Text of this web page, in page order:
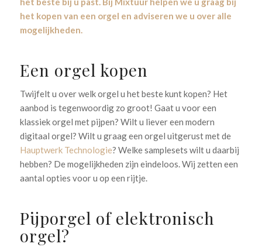
het kopen van een orgel en adviseren we u over alle
mogelijkheden.
Een orgel kopen
Twijfelt u over welk orgel u het beste kunt kopen? Het
aanbod is tegenwoordig zo groot! Gaat u voor een
klassiek orgel met pijpen? Wilt u liever een modern
digitaal orgel? Wilt u graag een orgel uitgerust met de
Hauptwerk Technologie? Welke samplesets wilt u daarbij
hebben? De mogelijkheden zijn eindeloos. Wij zetten een
aantal opties voor u op een rijtje.
Pijporgel of elektronisch
orgel?